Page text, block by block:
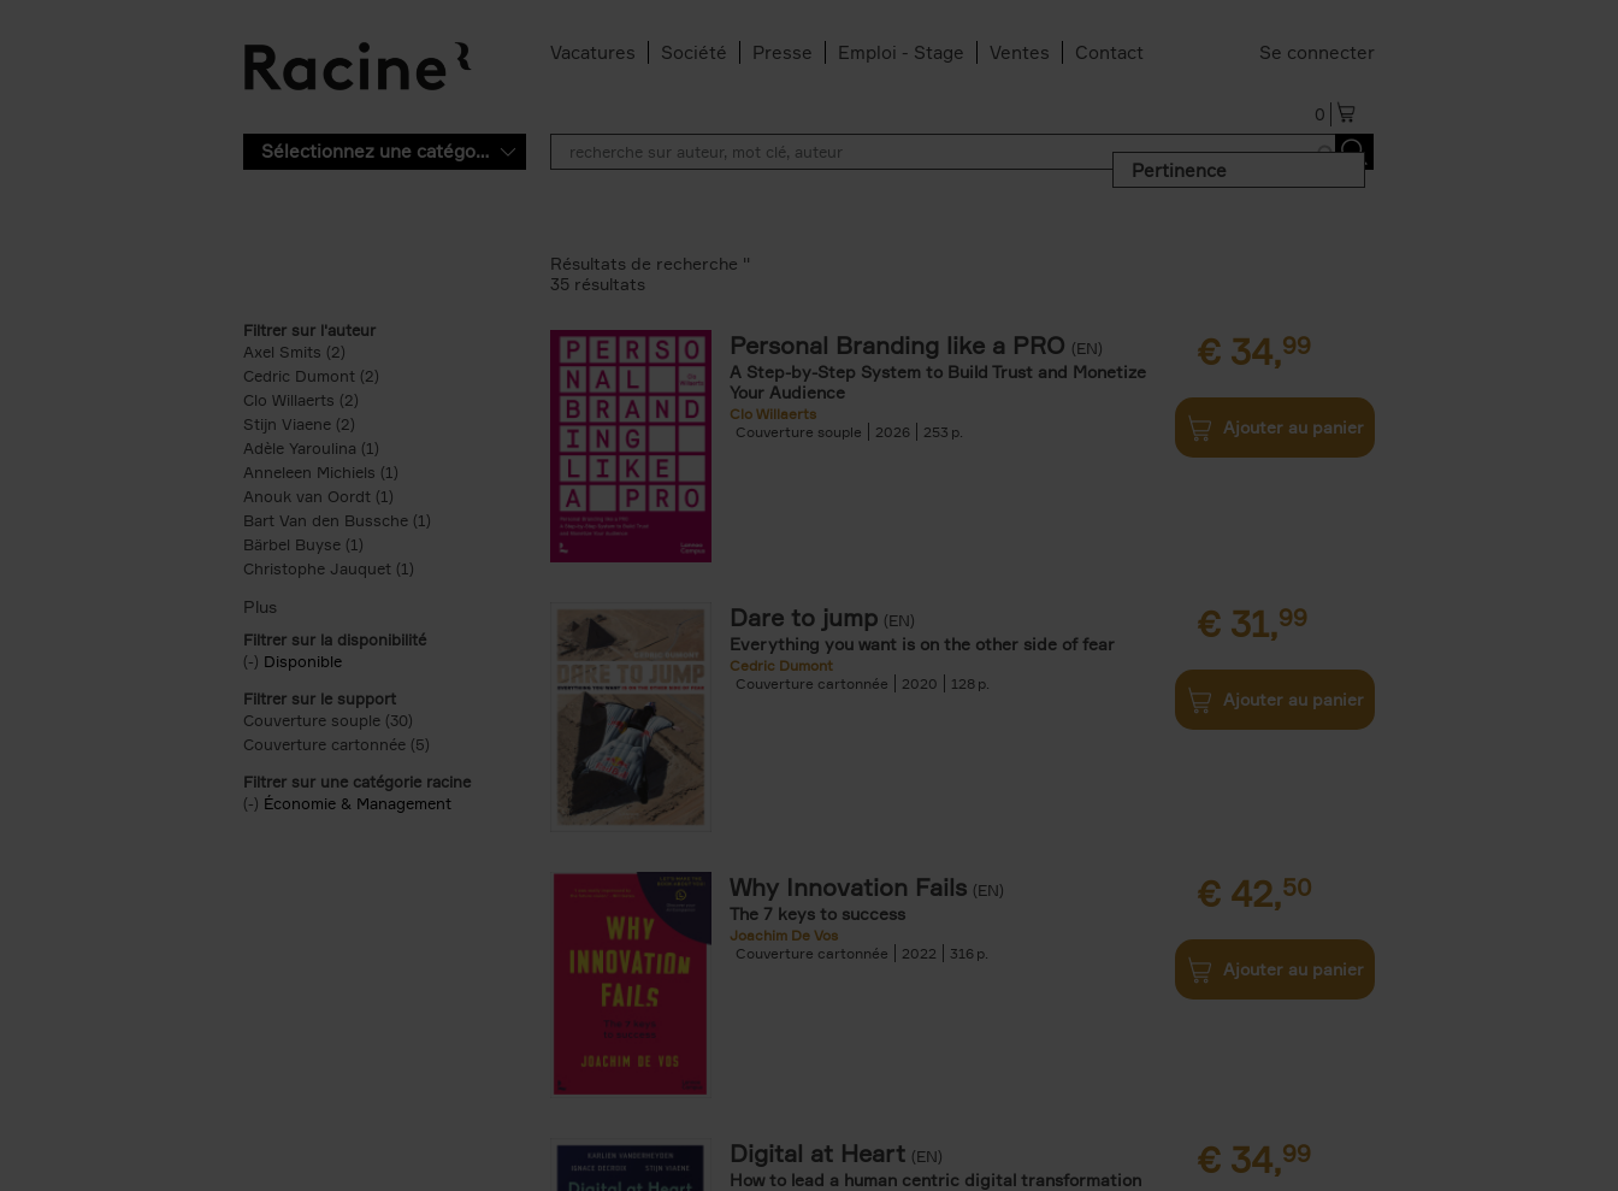
Vacatures Société Presse Emploi - Stage Ventes Contact Se connecter
0
Sélectionnez une catégorie
Pertinence
Filtrer sur l'auteur
Axel Smits (2)
Cedric Dumont (2) Apply Cedric Dumont filter
Clo Willaerts (2)
Stijn Viaene (2)
Adèle Yaroulina (1) Apply Adèle Yaroulina filter
Anneleen Michiels (1) Apply Anneleen Michiels filter
Anouk van Oordt (1) Apply Anouk van Oordt filter
Bart Van den Bussche (1) Apply Bart Van den Bussche filter
Bärbel Buyse (1)
Christophe Jauquet (1) Apply Christophe Jauquet filter
Filtrer sur la disponibilité
(-) Remove Disponible filter
Disponible
Filtrer sur le support
Couverture souple (30) Apply Couverture souple filter
Couverture cartonnée (5) Apply Couverture cartonnée filter
Filtrer sur une catégorie racine
(-) Remove Économie & Management filter
Économie & Management
Résultats de recherche ''
35 résultats
Personal Branding like a PRO (EN)
A Step-by-Step System to Build Trust and Monetize
Your Audience
Clo Willaerts
Couverture souple
2026 253
€ 34,99
Ajouter au panier
Dare to jump (EN)
Everything you want is on the other side of fear
Cedric Dumont
Couverture cartonnée
2020 128
€ 31,99
Ajouter au panier
Why Innovation Fails (EN)
The 7 keys to success
Joachim De Vos
Couverture cartonnée
2022 316
€ 42,50
Ajouter au panier
Digital at Heart (EN)
How to lead a human centric digital transformation € 34,99